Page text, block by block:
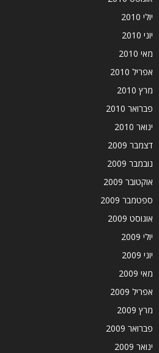
יולי 2010
יוני 2010
מאי 2010
אפריל 2010
מרץ 2010
פברואר 2010
ינואר 2010
דצמבר 2009
נובמבר 2009
אוקטובר 2009
ספטמבר 2009
אוגוסט 2009
יולי 2009
יוני 2009
מאי 2009
אפריל 2009
מרץ 2009
פברואר 2009
ינואר 2009